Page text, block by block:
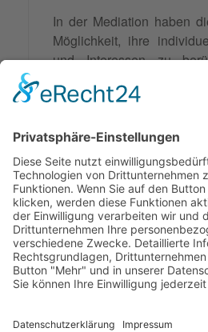
In der Mediation haben
Möglichkeit, ihre
und Interessen zu
Lösung zu finden.
oder teilweise gänzlich
und die Ehepartner
besser miteinander
kooperieren.
© 2026 Frank Hartung Ihr Mediator